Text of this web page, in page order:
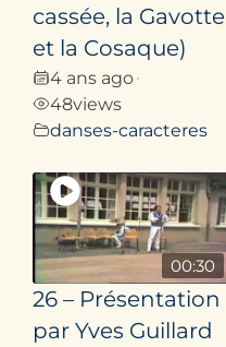
cassée, la Gavotte
et la Cosaque)
4 ans ago•
48views
danses-caracteres
00:30
26 – Présentation
par Yves Guillard